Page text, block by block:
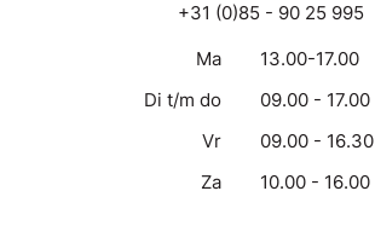
+31 (0)85 - 90 25 995
Ma
13.00-17.00
Di t/m do
09.00 - 17.00
Vr
09.00 - 16.30
Za
10.00 - 16.00